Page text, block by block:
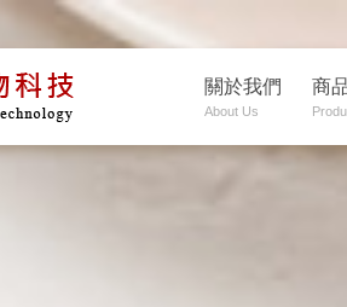
關於我們
About Us
商